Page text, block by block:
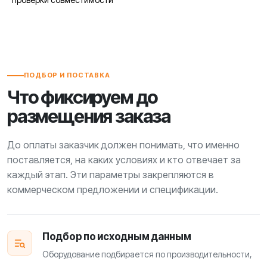
ПОДБОР И ПОСТАВКА
Что фиксируем до
размещения заказа
До оплаты заказчик должен понимать, что именно
поставляется, на каких условиях и кто отвечает за
каждый этап. Эти параметры закрепляются в
коммерческом предложении и спецификации.
Подбор по исходным данным
Оборудование подбирается по производительности,